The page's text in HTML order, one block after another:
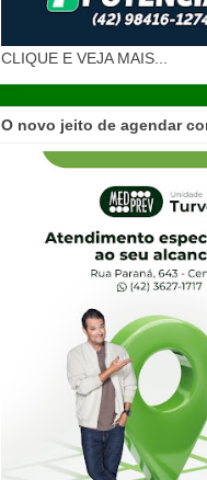
CLIQUE E VEJA MAIS...
O novo jeito de agendar